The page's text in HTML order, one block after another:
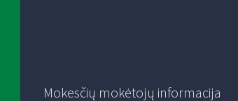
Mokesčių mokėtojų informacija